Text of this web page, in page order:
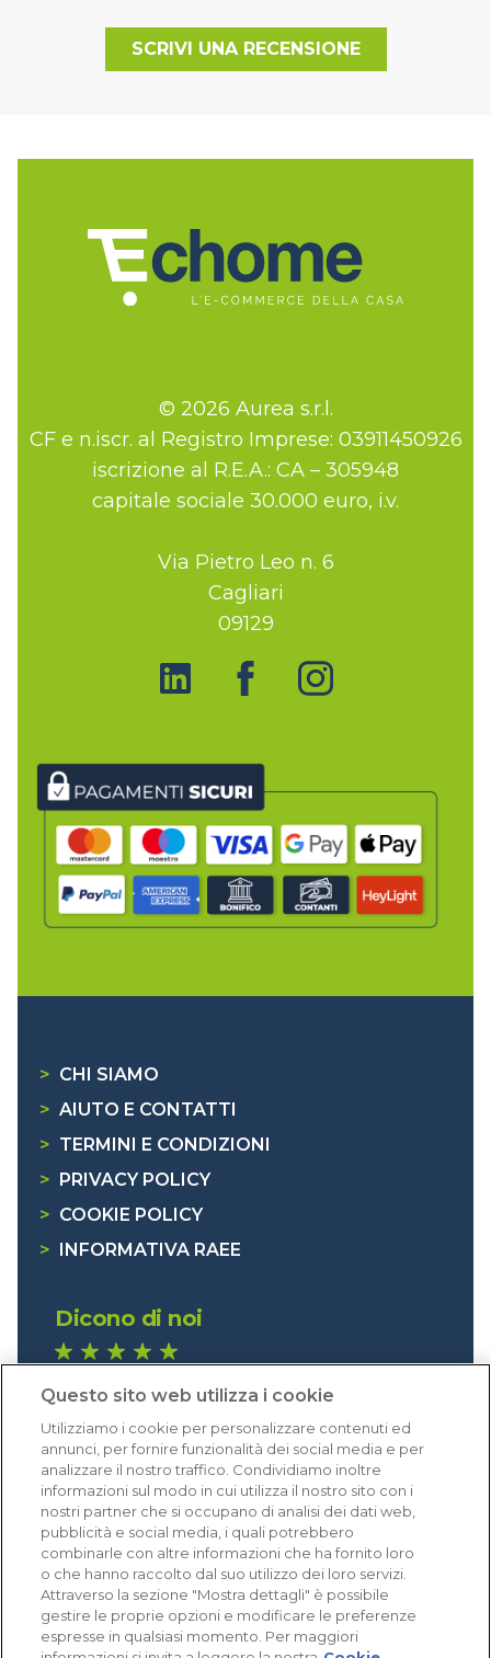
SCRIVI UNA RECENSIONE
© 2026 Aurea s.r.l.
CF e n.iscr. al Registro Imprese: 03911450926
iscrizione al R.E.A.: CA – 305948
capitale sociale 30.000 euro, i.v.
Via Pietro Leo n. 6
Cagliari
09129
> CHI SIAMO
> AIUTO E CONTATTI
> TERMINI E CONDIZIONI
>
PRIVACY POLICY
> COOKIE POLICY
>
INFORMATIVA RAEE
Dicono di noi
Eccellente (4,8)
Acquisti verificati
Questo sito web utilizza i cookie
Utilizziamo i cookie per personalizzare contenuti ed
annunci, per fornire funzionalità dei social media e per
analizzare il nostro traffico. Condividiamo inoltre
informazioni sul modo in cui utilizza il nostro sito con i
nostri partner che si occupano di analisi dei dati web,
pubblicità e social media, i quali potrebbero
combinarle con altre informazioni che ha fornito loro
o che hanno raccolto dal suo utilizzo dei loro servizi.
Attraverso la sezione "Mostra dettagli" è possibile
gestire le proprie opzioni e modificare le preferenze
espresse in qualsiasi momento. Per maggiori